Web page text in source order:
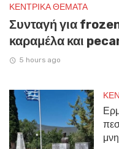
ΚΕΝΤΡΙΚΑ ΘΕΜΑΤΑ
Συνταγή για
καραμέλα και
5 hours ago